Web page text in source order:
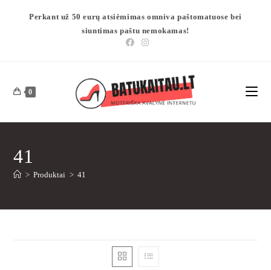
Perkant už 50 eurų atsiėmimas omniva paštomatuose bei
siuntimas paštu nemokamas!
0
41
> Produktai > 41